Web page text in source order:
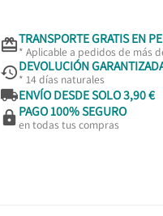
TRANSPORTE GRATIS EN
* Aplicable a pedidos de más
DEVOLUCIÓN
* 14 días naturales
ENVÍO DESDE SOLO 3,90 €
 PAGO 100% SEGURO
en todas tus compras